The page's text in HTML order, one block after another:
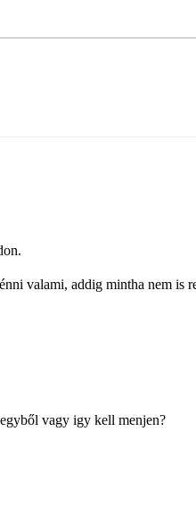
valami, addig mintha nem is
vagy igy kell menjen?